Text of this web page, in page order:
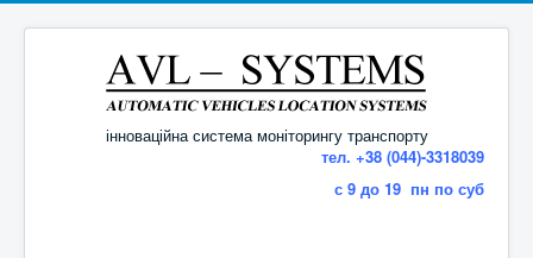
інноваційна система моніторингу транспорту
тел. +38 (044)-3318039
с 9 до 19 пн по суб